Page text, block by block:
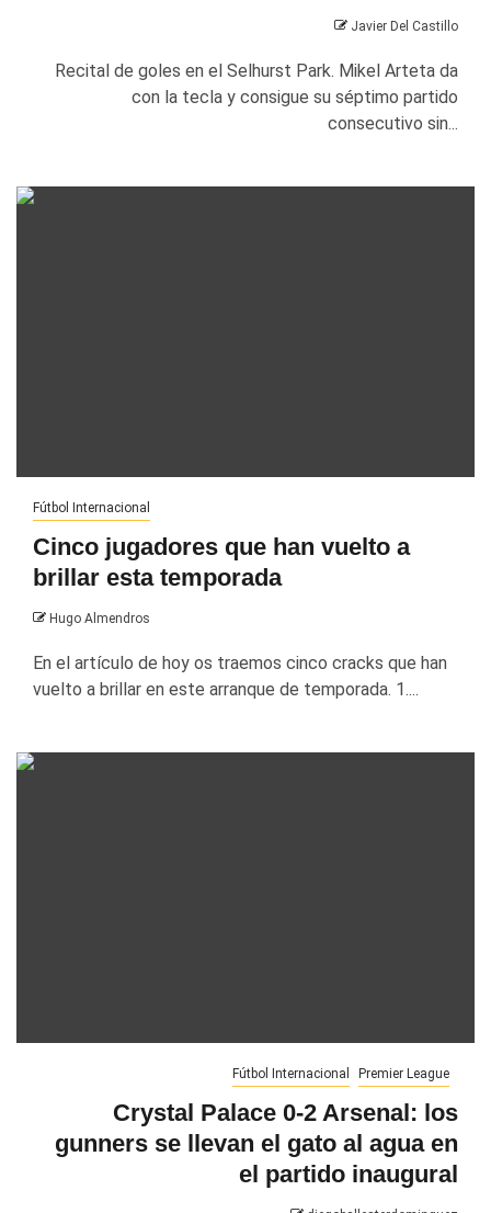
Javier Del Castillo
Recital de goles en el Selhurst Park. Mikel Arteta da
con la tecla y consigue su séptimo partido
consecutivo sin...
Fútbol Internacional
Cinco jugadores que han vuelto a
brillar esta temporada
Hugo Almendros
En el artículo de hoy os traemos cinco cracks que han
vuelto a brillar en este arranque de temporada. 1....
Fútbol Internacional Premier League
Crystal Palace 0-2 Arsenal: los
gunners se llevan el gato al agua en
el partido inaugural